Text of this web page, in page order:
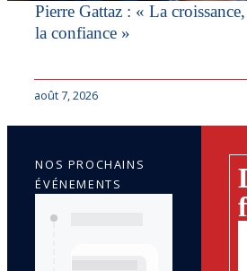
Pierre Gattaz : « La
la confiance »
août 7, 2026
NOS PROCHAINS
ÉVÉNEMENTS